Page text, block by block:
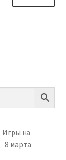
Игры на
8 марта